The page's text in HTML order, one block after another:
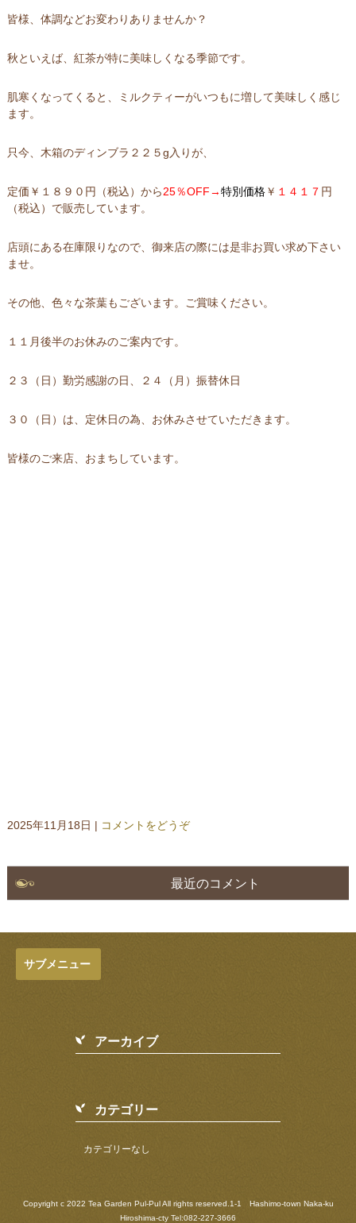
皆様、体調などお変わりありませんか？
秋といえば、紅茶が特に美味しくなる季節です。
肌寒くなってくると、ミルクティーがいつもに増して美味しく感じ
ます。
只今、木箱のディンブラ２２５g入りが、
定価￥１８９０円（税込）から25％OFF→特別価格￥ １４１７ 円
（税込）で販売しています。
店頭にある在庫限りなので、御来店の際には是非お買い求め下さい
ませ。
その他、色々な茶葉もございます。ご賞味ください。
１１月後半のお休みのご案内です。
２３（日）勤労感謝の日、２４（月）振替休日
３０（日）は、定休日の為、お休みさせていただきます。
皆様のご来店、おまちしています。
2025年11月18日 | コメントをどうぞ
最近のコメント
サブメニュー
アーカイブ
カテゴリー
カテゴリーなし
Copyright c 2022 Tea Garden Pul-Pul All rights reserved.1-1 Hashimo-town Naka-ku
Hiroshima-cty Tel:082-227-3666